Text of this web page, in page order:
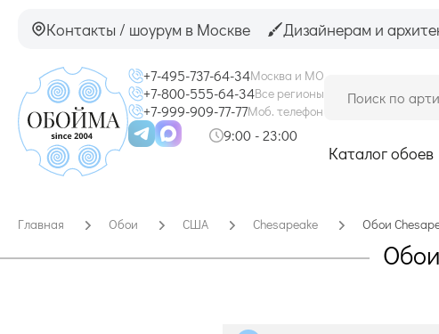
Контакты / шоурум в Москве Дизайнерам и
+7-495-737-64-34Москва и МО
+7-800-555-64-34Все регионы
+7-999-909-77-77Моб. телефон
9:00 - 23:00
Каталог обоев
Главная Обои США Chesapeake Обои